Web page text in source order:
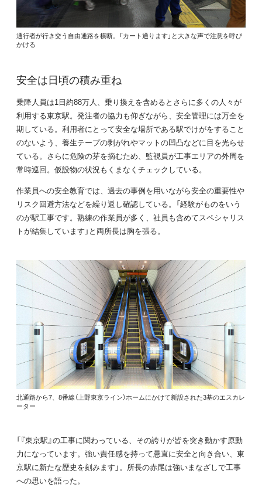
通行者が行き交う自由通路を横断。「カート通ります」と大きな声で注意を呼び
かける
安全は日頃の積み重ね
乗降人員は1日約88万人、乗り換えを含めるとさらに多くの人々が
利用する東京駅。発注者の協力も仰ぎながら、安全管理には万全を
期している。利用者にとって安全な場所である駅でけがをすること
のないよう、養生テープの剥がれやマットの凹凸などに目を光らせ
ている。さらに危険の芽を摘むため、監視員が工事エリアの外周を
常時巡回。仮設物の状況もくまなくチェックしている。
作業員への安全教育では、過去の事例を用いながら安全の重要性や
リスク回避方法などを繰り返し確認している。「経験がものをいう
のが駅工事です。熟練の作業員が多く、社員も含めてスペシャリス
トが結集しています」と両所長は胸を張る。
北通路から7、8番線（上野東京ライン）ホームにかけて新設された3基のエスカレ
ーター
「『東京駅』の工事に関わっている、その誇りが皆を突き動かす原動
力になっています。強い責任感を持って愚直に安全と向き合い、東
京駅に新たな歴史を刻みます」。所長の赤尾は強いまなざしで工事
への思いを語った。